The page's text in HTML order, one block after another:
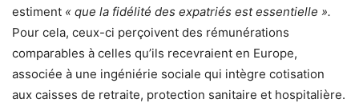
estiment « que la fidélité des expatriés est essentielle ».
Pour cela, ceux-ci perçoivent des rémunérations
comparables à celles qu’ils recevraient en Europe,
associée à une ingéniérie sociale qui intègre cotisation
aux caisses de retraite, protection sanitaire et hospitalière.